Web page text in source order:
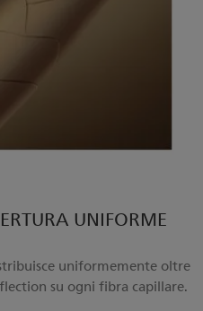
UNIFORME
uniformemente oltre
su ogni fibra capillare.